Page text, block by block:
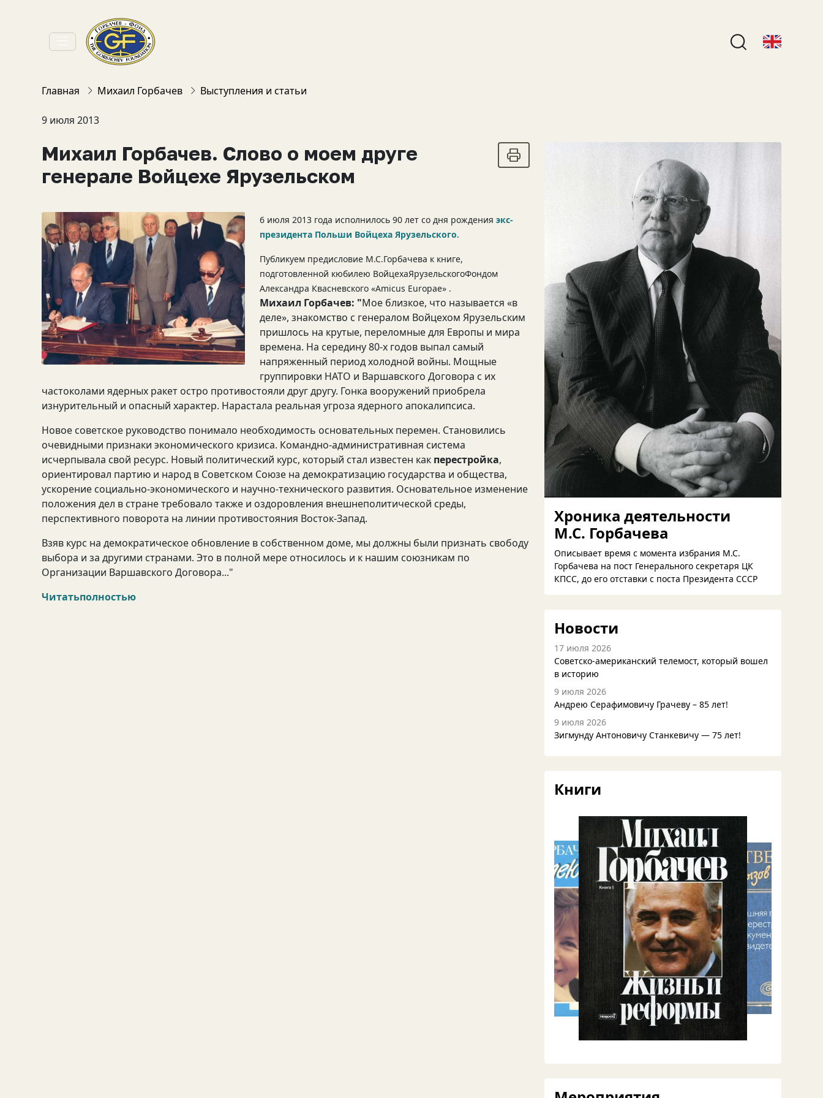
Главная Михаил Горбачев Выступления и статьи
9 июля 2013
Михаил Горбачев. Слово о моем друге
генерале Войцехе Ярузельском
6 июля 2013 года исполнилось 90 лет со дня рожденияэкс-
президента Польши Войцеха Ярузельского.
Публикуем предисловие М.С.Горбачева к книге,
подготовленной кюбилею ВойцехаЯрузельскогоФондом
Александра Квасневского «Amicus Europae» .
Михаил Горбачев: "Мое близкое, что называется «в
деле», знакомство с генералом Войцехом Ярузельским
пришлось на крутые, переломные для Европы и мира
времена. На середину 80-х годов выпал самый
напряженный период холодной войны. Мощные
группировки НАТО и Варшавского Договора с их
частоколами ядерных ракет остро противостояли друг другу. Гонка вооружений приобрела
изнурительный и опасный характер. Нарастала реальная угроза ядерного апокалипсиса.
Новое советское руководство понимало необходимость основательных перемен. Становились
очевидными признаки экономического кризиса. Командно-административная система
исчерпывала свой ресурс. Новый политический курс, который стал известен как перестройка,
ориентировал партию и народ в Советском Союзе на демократизацию государства и общества,
ускорение социально-экономического и научно-технического развития. Основательное изменение
положения дел в стране требовало также и оздоровления внешнеполитической среды,
перспективного поворота на линии противостояния Восток-Запад.
Взяв курс на демократическое обновление в собственном доме, мы должны были признать свободу
выбора и за другими странами. Это в полной мере относилось и к нашим союзникам по
Организации Варшавского Договора..."
Читатьполностью
Хроника деятельности
М.С. Горбачева
Описывает время с момента избрания М.С.
Горбачева на пост Генерального секретаря ЦК
КПСС, до его отставки с поста Президента СССР
Новости
17 июля 2026
Советско-американский телемост, который вошел
в историю
9 июля 2026
Андрею Серафимовичу Грачеву – 85 лет!
9 июля 2026
Зигмунду Антоновичу Станкевичу — 75 лет!
Книги